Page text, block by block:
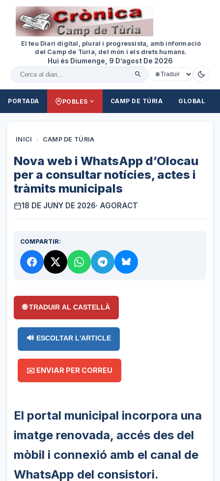
El teu Diari digital, plural i progressista, amb informació
del Camp de Túria, del món i els drets humans.
Hui és Diumenge, 9 D’agost De 2026
Cercar al diari
PORTADA POBLES CAMP DE TÚRIA GLOBAL
INICI › CAMP DE TÚRIA
Nova web i WhatsApp d’Olocau
per a consultar notícies, actes i
tràmits municipals
18 DE JUNY DE 2026· AGORACT
COMPARTIR:
🌐 TRADUIR AL CASTELLÀ
🔊 ESCOLTAR L'ARTICLE
✉️ ENVIAR PER CORREU
El portal municipal incorpora una
imatge renovada, accés des del
mòbil i connexió amb el canal de
WhatsApp del consistori.